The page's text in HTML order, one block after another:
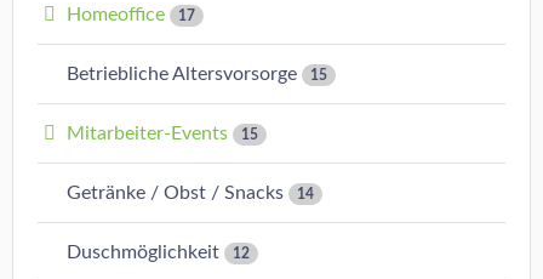
Homeoffice 17
Betriebliche Altersvorsorge 15
Mitarbeiter-Events 15
Getränke / Obst / Snacks 14
Duschmöglichkeit 12